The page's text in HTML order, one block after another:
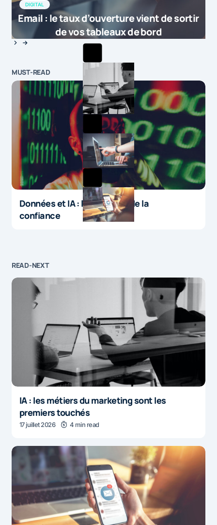
DIGITAL
Email : le taux d’ouverture vient de sortir
de vos tableaux de bord
MUST-READ
Données et IA : le paradoxe de la
confiance
READ-NEXT
IA : les métiers du marketing sont les
premiers touchés
17 juillet 2026 4 min read